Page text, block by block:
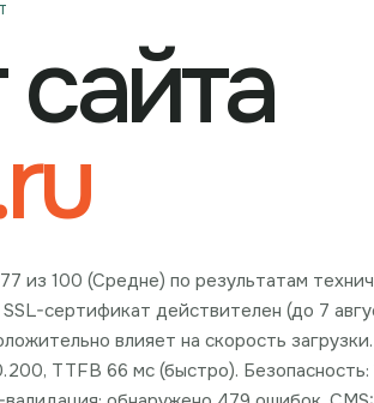
из 100 (Средне) по результатам
сертификат действителен (до 7
влияет на скорость
TTFB 66 мс (быстро).